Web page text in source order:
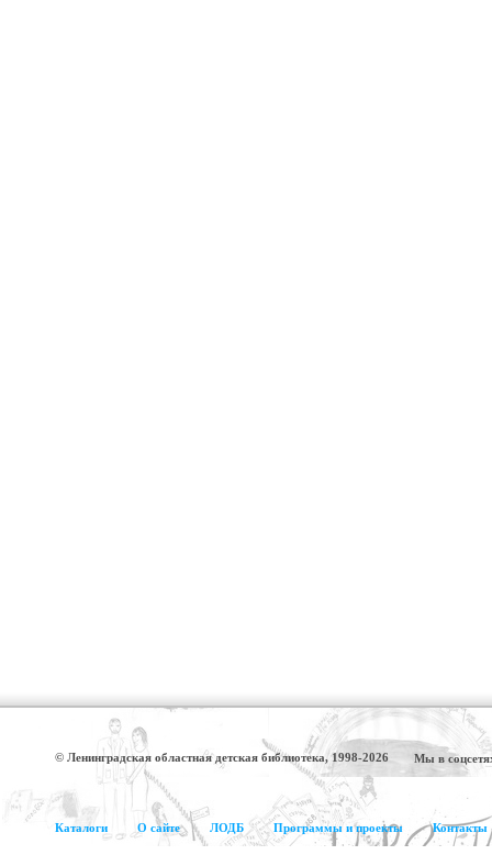
© Ленинградская областная детская библиотека, 1998-2026 Мы в
Каталоги О сайте ЛОДБ Программы и проекты Контакты